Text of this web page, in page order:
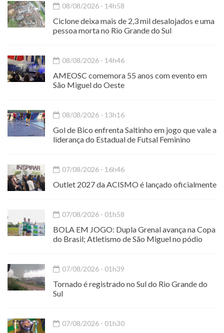
08/08/2026 - 14h58
Ciclone deixa mais de 2,3 mil desalojados e uma
pessoa morta no Rio Grande do Sul
08/08/2026 - 14h46
AMEOSC comemora 55 anos com evento em
São Miguel do Oeste
08/08/2026 - 13h16
Gol de Bico enfrenta Saltinho em jogo que vale a
liderança do Estadual de Futsal Feminino
07/08/2026 - 16h46
Outlet 2027 da ACISMO é lançado oficialmente
07/08/2026 - 01h58
BOLA EM JOGO: Dupla Grenal avança na Copa
do Brasil; Atletismo de São Miguel no pódio
07/08/2026 - 01h39
Tornado é registrado no Sul do Rio Grande do
Sul
07/08/2026 - 01h30